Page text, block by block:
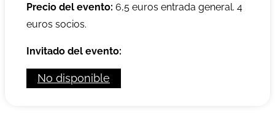
Precio del evento: 6,5 euros entrada general. 4
euros socios.
Invitado del evento:
No disponible